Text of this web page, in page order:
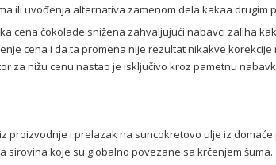
ili uvođenja alternativa zamenom dela kakaa drugim
cena čokolade snižena zahvaljujući nabavci zaliha
cena i da ta promena nije rezultat nikakve
za nižu cenu nastao je isključivo kroz pametnu
proizvodnje i prelazak na suncokretovo ulje iz
sirovina koje su globalno povezane sa krčenjem šuma.